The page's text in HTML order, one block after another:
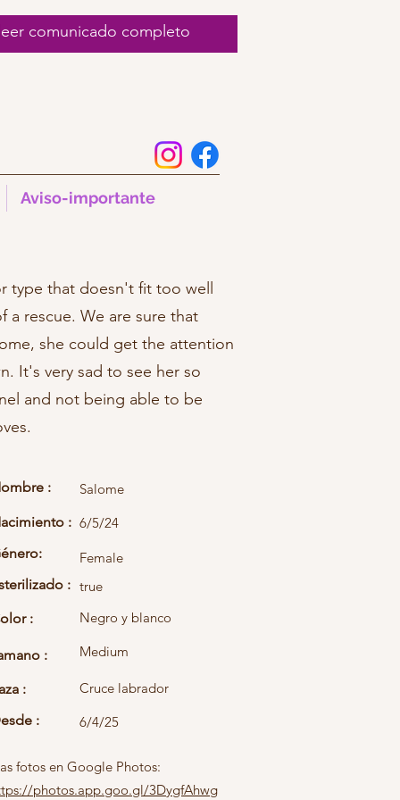
comunicado completo
Aviso-importante
type that doesn't fit too well
a rescue. We are sure that
she could get the attention
It's very sad to see her so
and not being able to be
:
:
:
:
:
Salome
6/5/24
Female
true
Negro y blanco
Medium
:
Cruce labrador
6/4/25
:
fotos en Google Photos:
photos.app.goo.gl/3DygfAhwg